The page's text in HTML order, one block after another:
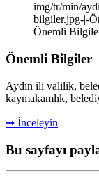
img/tr/min/
bilgiler.jpg-|-
Önemli
Önemli Bilgiler
Aydın ili valilik,
kaymakamlık,
➞ İnceleyin
Bu sayfayı